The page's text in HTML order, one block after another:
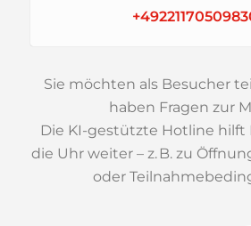
Sie möchten als Besucher
haben Fragen zur
Die KI-gestützte Hotline
die Uhr weiter – z. B. zu
oder